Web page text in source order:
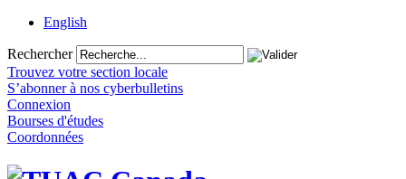
English
Rechercher
Trouvez votre section locale
S’abonner à nos cyberbulletins
Connexion
Bourses d'études
Coordonnées